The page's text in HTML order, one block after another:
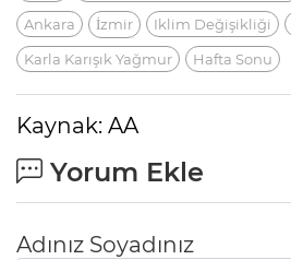
Ankara
İzmir Iklim Değişikliği
Karla Karışık Yağmur
Hafta Sonu
Kaynak: AA
Yorum Ekle
Adınız Soyadınız